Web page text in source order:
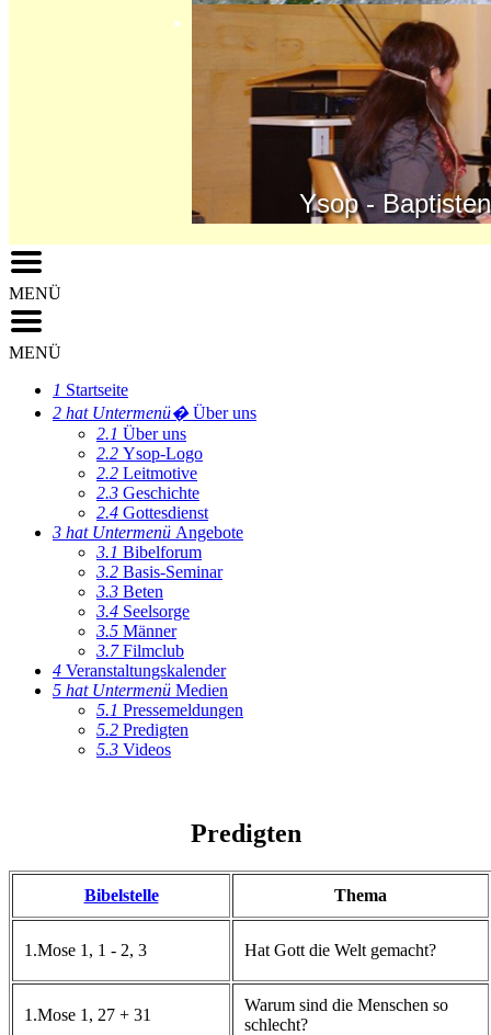
Ysop - Baptisten -
MENÜ
MENÜ
1 Startseite
2 hat Untermenü� Über uns
2.1 Über uns
2.2 Ysop-Logo
2.2 Leitmotive
2.3 Geschichte
2.4 Gottesdienst
3 hat Untermenü Angebote
3.1 Bibelforum
3.2 Basis-Seminar
3.3 Beten
3.4 Seelsorge
3.5 Männer
3.7Filmclub
4 Veranstaltungskalender
5 hat Untermenü Medien
5.1 Pressemeldungen
5.2 Predigten
5.3 Videos
Predigten
Bibelstelle Thema
1.Mose 1, 1 - 2, 3 Hat Gott die Welt gemacht?
1.Mose 1, 27 + 31
Warum sind die Menschen so
schlecht?